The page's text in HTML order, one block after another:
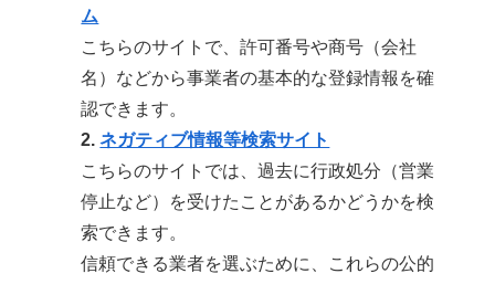
ム
こちらのサイトで、許可番号や商号（会社
名）などから事業者の基本的な登録情報を確
認できます。
2.ネガティブ情報等検索サイト
こちらのサイトでは、過去に行政処分（営業
停止など）を受けたことがあるかどうかを検
索できます。
信頼できる業者を選ぶために、これらの公的